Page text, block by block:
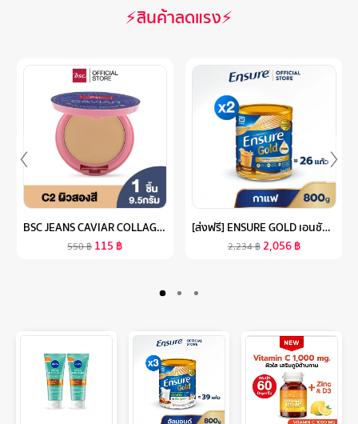
⚡สินค้าลดแรง⚡
BSC JEANS CAVIAR COLLAGEN POWDER SPF45 PA+++ เนื้อแป้งสัมผัสบางเบา ผิวหน้าแลดูกระจ่างใส ลดความมัน ให้ผิวอื่มเอิบ เนียนนุ่ม แป้งพัพ เครื่องสำอาง
550฿ 115 ฿
[ส่งฟรี] ENSURE GOLD เอนชัวร์ โกลด์ กลิ่นกาแฟ 800G 2 กระป๋อง ENSURE GOLD COFFEE 800G X2
2,234฿2,056฿